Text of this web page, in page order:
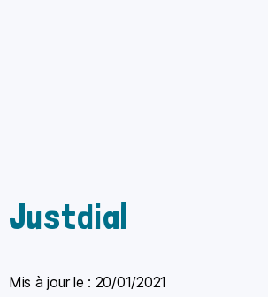
Justdial
Mis à jour le : 20/01/2021